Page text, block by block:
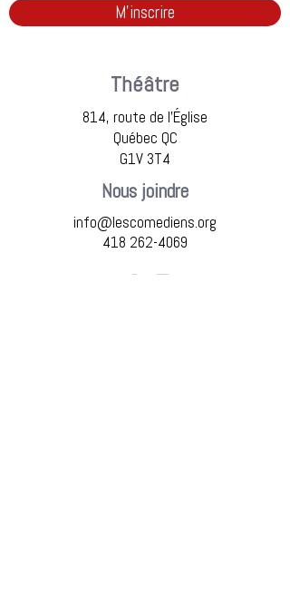
M'inscrire
Théâtre
814, route de l'Église
Québec QC
G1V 3T4​
Nous joindre
info@lescomediens.org
418 262-4069